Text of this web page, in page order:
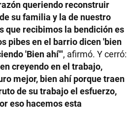
queriendo reconstruir
su familia y la de nuestro
que recibimos la bendición es
pibes en el barrio dicen 'bien
'Bien ahí'", afirmó. Y cerró:
creyendo en el trabajo,
mejor, bien ahí porque traen
de su trabajo el esfuerzo,
eso hacemos esta